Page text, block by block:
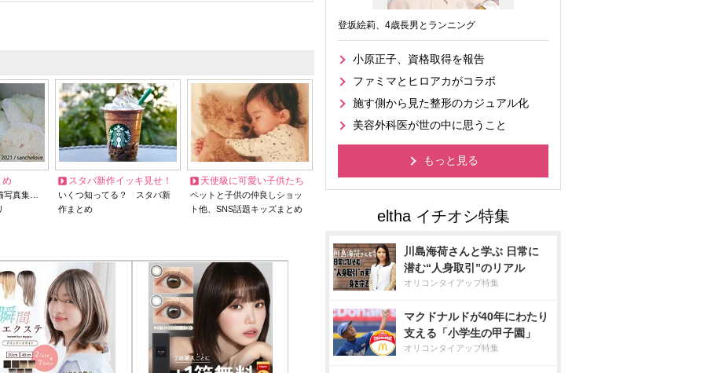
め
写真集…
スタバ新作イッキ見せ！
いくつ知ってる？ スタバ新
作まとめ
天使級に可愛い子供たち
ペットと子供の仲良しショッ
ト他、SNS話題キッズまとめ
登坂絵莉、4歳長男とランニング
小原正子、資格取得を報告
ファミマとヒロアカがコラボ
施す側から見た整形のカジュアル化
美容外科医が世の中に思うこと
もっと見る
川島海荷さんと学ぶ 日常に
潜む“人身取引”のリアル
オリコンタイアップ特集
マクドナルドが40年にわたり
支える「小学生の甲子園」
オリコンタイアップ特集